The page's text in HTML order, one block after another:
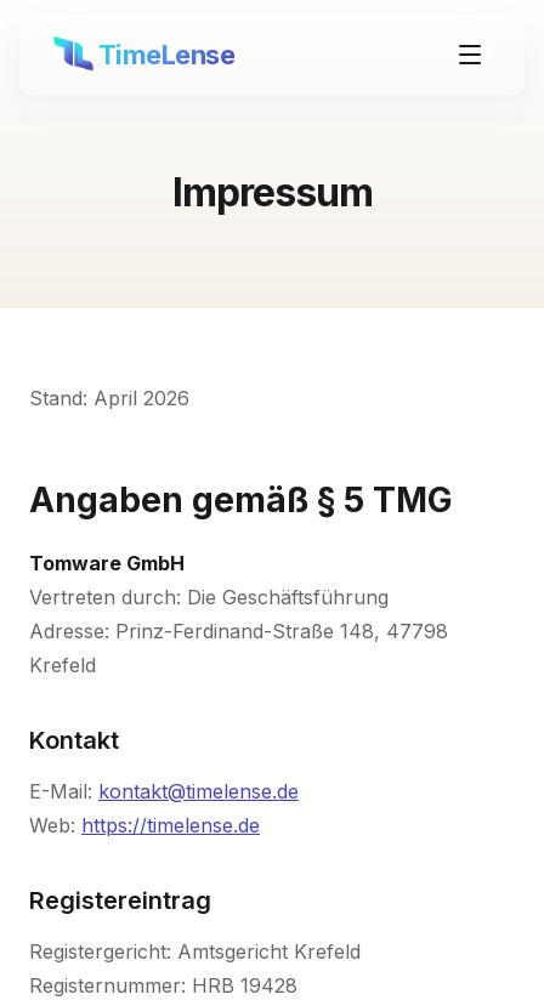
TimeLense
Impressum
Stand: April 2026
Angaben gemäß § 5 TMG
Tomware GmbH
Vertreten durch: Die Geschäftsführung
Adresse: Prinz-Ferdinand-Straße 148, 47798
Krefeld
Kontakt
E-Mail: kontakt@timelense.de
Web: https://timelense.de
Registereintrag
Registergericht: Amtsgericht Krefeld
Registernummer: HRB 19428